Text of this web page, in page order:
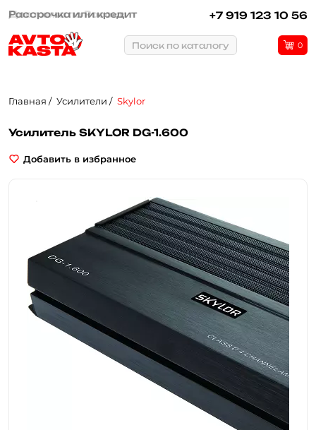
Рассрочка или кредит +7 919 123 10 56
Поиск по каталогу 0
Главная Усилители Skylor
Усилитель SKYLOR DG-1.600
Добавить в избранное